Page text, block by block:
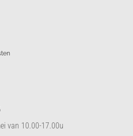
van 10.00-17.00u